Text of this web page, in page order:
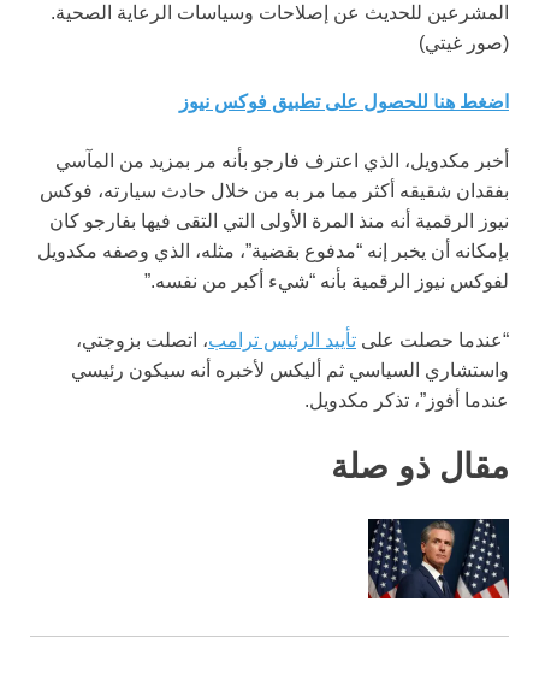
المشرعين للحديث عن إصلاحات وسياسات الرعاية الصحية.
(صور غيتي)
اضغط هنا للحصول على تطبيق فوكس نيوز
أخبر مكدويل، الذي اعترف فارجو بأنه مر بمزيد من المآسي
بفقدان شقيقه أكثر مما مر به من خلال حادث سيارته، فوكس
نيوز الرقمية أنه منذ المرة الأولى التي التقى فيها بفارجو كان
بإمكانه أن يخبر إنه “مدفوع بقضية”، مثله، الذي وصفه مكدويل
لفوكس نيوز الرقمية بأنه “شيء أكبر من نفسه.”
“عندما حصلت على تأييد الرئيس ترامب، اتصلت بزوجتي،
واستشاري السياسي ثم أليكس لأخبره أنه سيكون رئيسي
عندما أفوز”، تذكر مكدويل.
مقال ذو صلة